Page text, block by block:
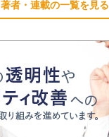
著者・連載の一覧を見る